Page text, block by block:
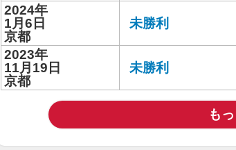
2024年
1月6日
京都
未勝利
2023年
11月19日
京都
未勝利
も